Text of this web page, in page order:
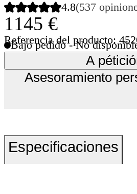
4.8(537
1145 €
Referencia del producto:
Bajo pedido - No
A
Asesoramiento
Especificaciones